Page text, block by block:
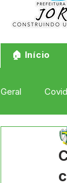
🏠 Início
Geral